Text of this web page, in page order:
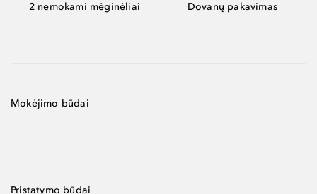
2 nemokami mėginėliai Dovanų pakavimas
Mokėjimo būdai
Pristatymo būdai